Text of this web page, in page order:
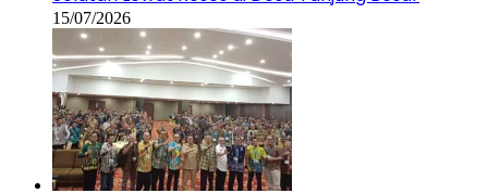
15/07/2026